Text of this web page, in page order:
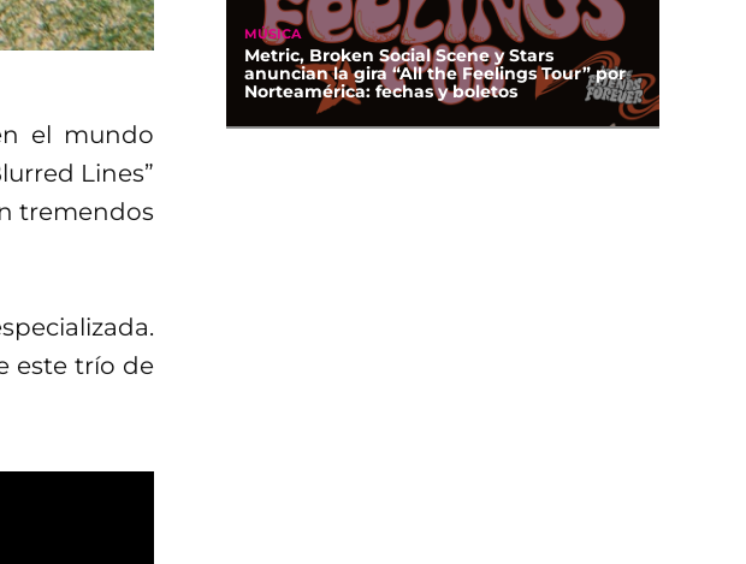
el mundo
Lines”
tremendos
este trío de
MÚSICA
Metric, Broken Social Scene y Stars
anuncian la gira “All the Feelings Tour” por
Norteamérica: fechas y boletos